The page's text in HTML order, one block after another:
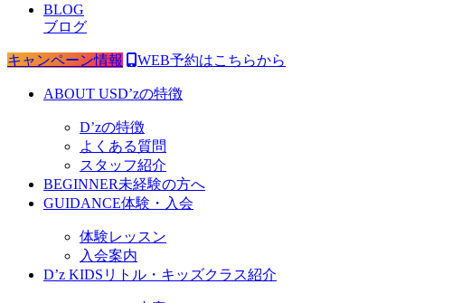
BLOG
ブログ
キャンペーン情報 WEB予約はこちらから
ABOUT USD’zの特徴
D’zの特徴
よくある質問
スタッフ紹介
BEGINNER未経験の方へ
GUIDANCE体験・入会
体験レッスン
入会案内
D’z KIDS リトル・キッズクラス紹介